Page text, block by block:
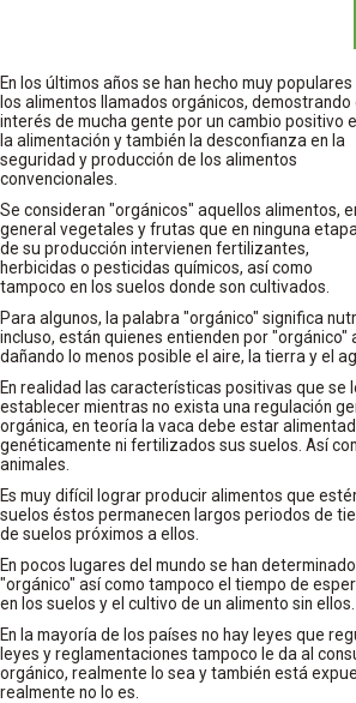
En los últimos años se han hecho muy populares
los alimentos llamados orgánicos, demostrando
interés de mucha gente por un cambio positivo
la alimentación y también la desconfianza en la
seguridad y producción de los alimentos
convencionales.
Se consideran "orgánicos" aquellos alimentos,
general vegetales y frutas que en ninguna etapa
de su producción intervienen fertilizantes,
herbicidas o pesticidas químicos, así como
tampoco en los suelos donde son cultivados.
Para algunos, la palabra "orgánico" significa
incluso, están quienes entienden por
dañando lo menos posible el aire, la tierra y el
En realidad las características positivas que
establecer mientras no exista una regulación
orgánica, en teoría la vaca debe estar
genéticamente ni fertilizados sus suelos. Así
animales.
Es muy difícil lograr producir alimentos que
suelos éstos permanecen largos periodos de
de suelos próximos a ellos.
En pocos lugares del mundo se han
"orgánico" así como tampoco el tiempo de
en los suelos y el cultivo de un alimento sin ellos.
En la mayoría de los países no hay leyes que
leyes y reglamentaciones tampoco le da al
orgánico, realmente lo sea y también está
realmente no lo es.